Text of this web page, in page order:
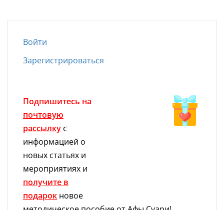
Войти
Зарегистрироваться
Подпишитесь на
почтовую
рассылку с
информацией о
новых статьях и
мероприятиях и
получите в
подарок новое